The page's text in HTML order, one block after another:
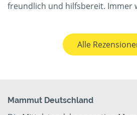
freundlich und hilfsbereit. Immer
Alle
Mammut Deutschland